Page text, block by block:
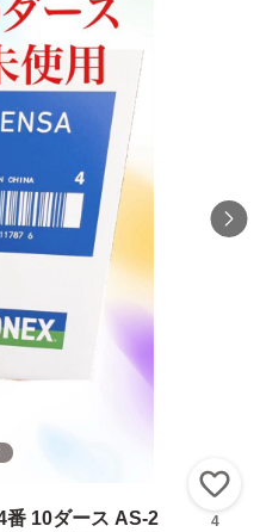
番 10ダース AS-2
4